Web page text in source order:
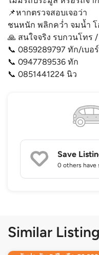
📌หากตรวจสอบเจอว่า
ชนหนัก พลิกคว่ำ จมน้ำ โ
🙏 สนใจจริง รบกวนโทร
📞 0859289797 ทัก/เบอ
📞 0947789536 ทัก
📞 0851441224 นิว
Save
0 others have
Similar